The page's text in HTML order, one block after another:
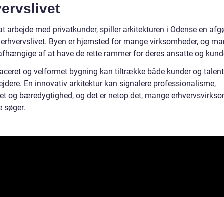
arbejde med privatkunder, spiller arkitekturen i Odense en
Byen er hjemsted for mange virksomheder, og
af at have de rette rammer for deres ansatte og
og velformet bygning kan tiltrække både kunder og
En innovativ arkitektur kan signalere professionalisme,
og bæredygtighed, og det er netop det, mange
søger.